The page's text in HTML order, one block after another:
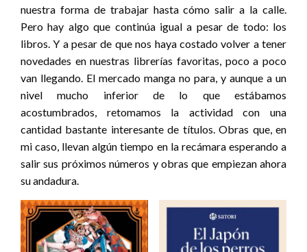
nuestra forma de trabajar hasta cómo salir a la calle.
Pero hay algo que continúa igual a pesar de todo: los
libros. Y a pesar de que nos haya costado volver a tener
novedades en nuestras librerías favoritas, poco a poco
van llegando. El mercado manga no para, y aunque a un
nivel mucho inferior de lo que estábamos
acostumbrados, retomamos la actividad con una
cantidad bastante interesante de títulos. Obras que, en
mi caso, llevan algún tiempo en la recámara esperando a
salir sus próximos números y obras que empiezan ahora
su andadura.